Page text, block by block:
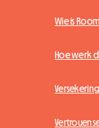
Wie is
Hoe werk
Versekering